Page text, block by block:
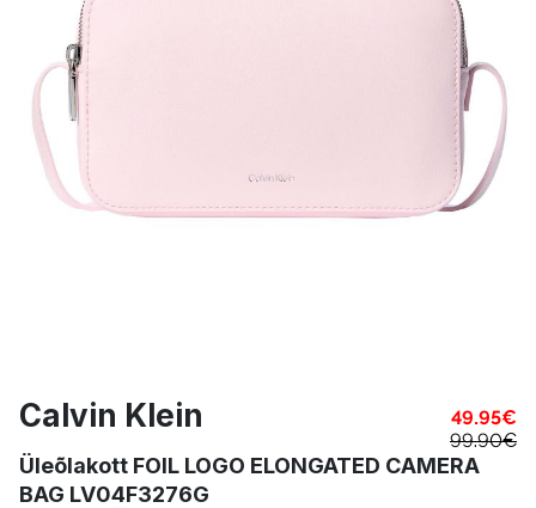
Calvin Klein 49.95€
99.90€
Üleõlakott FOIL LOGO ELONGATED CAMERA
BAG LV04F3276G